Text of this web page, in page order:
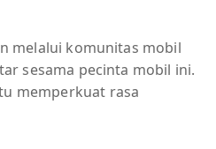
melalui komunitas mobil
sesama pecinta mobil ini.
memperkuat rasa